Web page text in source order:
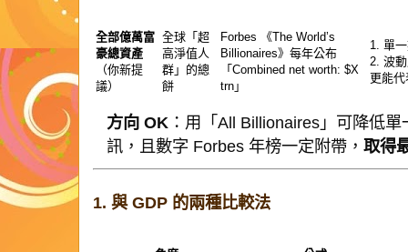
全部億萬富
豪總資產
（你新提
議）
全球「超
高淨值人
群」的總
餅
Forbes 《The World’s
Billionaires》每年公布
「Combined net worth: $X
trn」
1. 單
2. 波
更能代
方向 OK ：用「All Billionaires」可降低
訊，且數字 Forbes 年榜一定附帶， 取得
1. 與 GDP 的兩種比較法